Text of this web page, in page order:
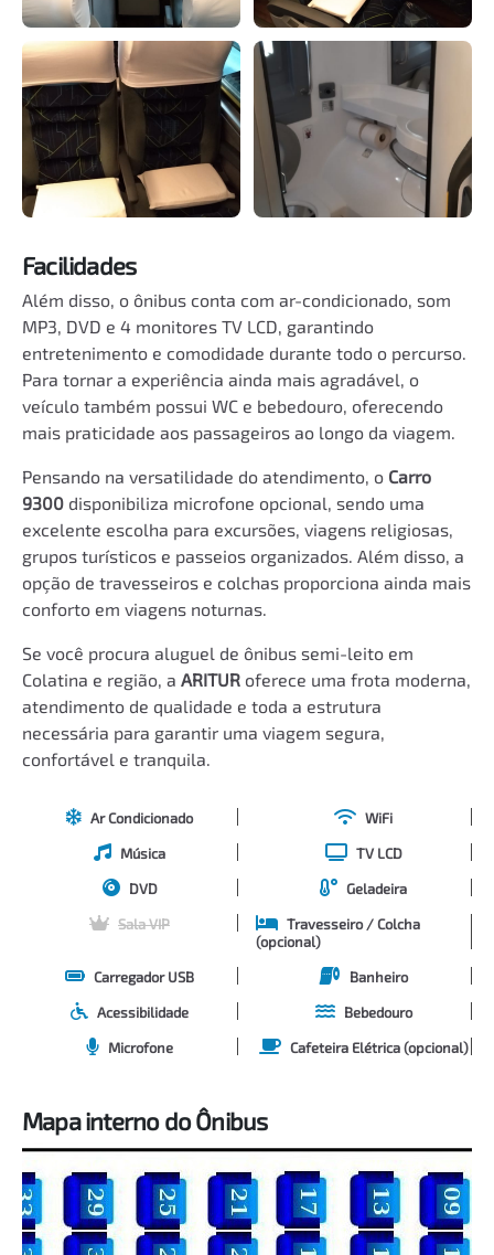
Facilidades
Além disso, o ônibus conta com ar-condicionado, som
MP3, DVD e 4 monitores TV LCD, garantindo
entretenimento e comodidade durante todo o percurso.
Para tornar a experiência ainda mais agradável, o
veículo também possui WC e bebedouro, oferecendo
mais praticidade aos passageiros ao longo da viagem.
Pensando na versatilidade do atendimento, o Carro
9300 disponibiliza microfone opcional, sendo uma
excelente escolha para excursões, viagens religiosas,
grupos turísticos e passeios organizados. Além disso, a
opção de travesseiros e colchas proporciona ainda mais
conforto em viagens noturnas.
Se você procura aluguel de ônibus semi-leito em
Colatina e região, a ARITUR oferece uma frota moderna,
atendimento de qualidade e toda a estrutura
necessária para garantir uma viagem segura,
confortável e tranquila.
Ar Condicionado
WiFi
Música
TV LCD
DVD
Geladeira
Sala VIP
Travesseiro / Colcha
(opcional)
Carregador USB
Banheiro
Acessibilidade
Bebedouro
Microfone
Cafeteira Elétrica (opcional)
Mapa interno do Ônibus